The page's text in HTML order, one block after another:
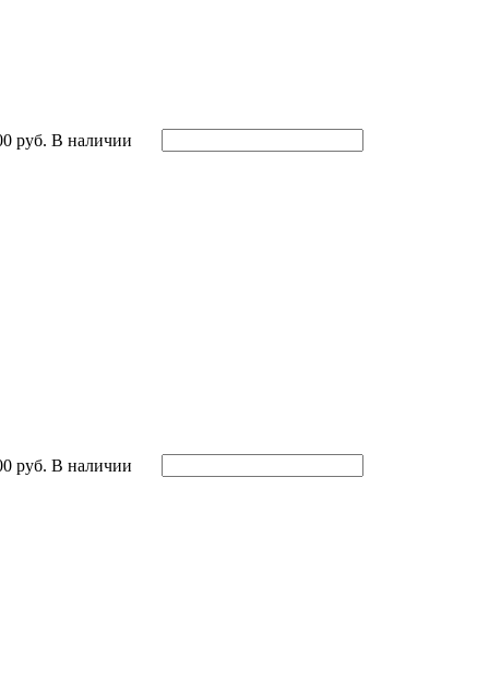
руб. В наличии
руб. В наличии